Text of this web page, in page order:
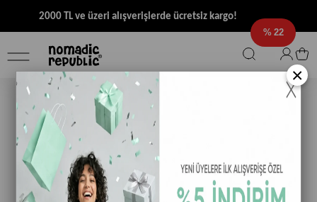
2000 TL ve üzeri alışverişlerde ücretsiz kargo!
22
×